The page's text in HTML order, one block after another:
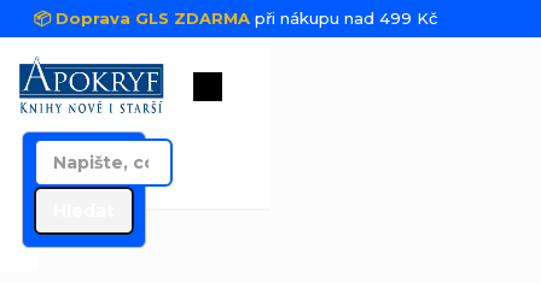
Přejít na obsah
📦 Doprava GLS ZDARMA při nákupu nad 499 Kč
Nákupní košík